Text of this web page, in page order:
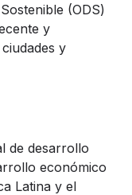
(ODS)
y
y
de desarrollo
económico
Latina y el